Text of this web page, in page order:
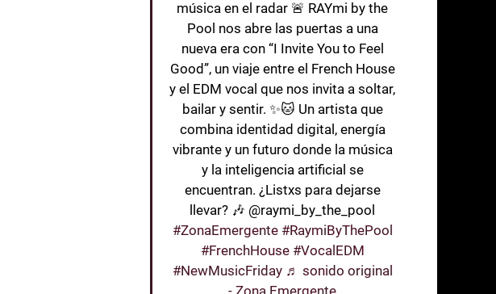
música en el radar 🚨 RAYmi by the
Pool nos abre las puertas a una
nueva era con “I Invite You to Feel
Good”, un viaje entre el French House
y el EDM vocal que nos invita a soltar,
bailar y sentir. ✨🐱 Un artista que
combina identidad digital, energía
vibrante y un futuro donde la música
y la inteligencia artificial se
encuentran. ¿Listxs para dejarse
llevar? 🎶 @raymi_by_the_pool
#ZonaEmergente #RaymiByThePool
#FrenchHouse #VocalEDM
#NewMusicFriday ♬ sonido original
- Zona Emergente